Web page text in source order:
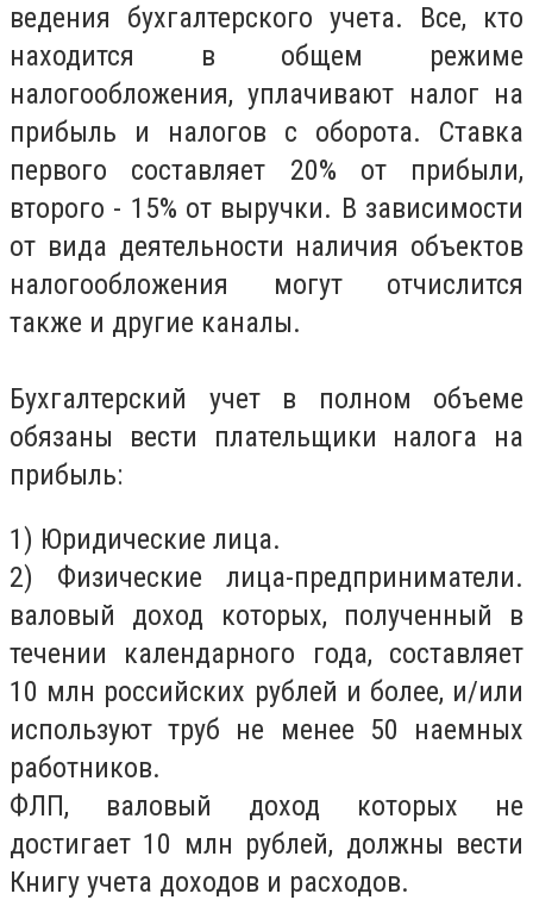
ведения бухгалтерского учета. Все, кто
находится в общем режиме
налогообложения, уплачивают налог на
прибыль и налогов с оборота. Ставка
первого составляет 20% от прибыли,
второго - 15% от выручки. В зависимости
от вида деятельности наличия объектов
налогообложения могут отчислится
также и другие каналы.
Бухгалтерский учет в полном объеме
обязаны вести плательщики налога на
прибыль:
1) Юридические лица.
2) Физические лица-предприниматели.
валовый доход которых, полученный в
течении календарного года, составляет
10 млн российских рублей и более, и/или
используют труб не менее 50 наемных
работников.
ФЛП, валовый доход которых не
достигает 10 млн рублей, должны вести
Книгу учета доходов и расходов.